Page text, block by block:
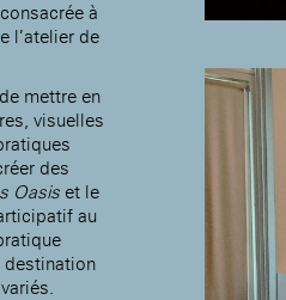
à
l’atelier de
mettre en
visuelles
des
Oasiset le
au
destination